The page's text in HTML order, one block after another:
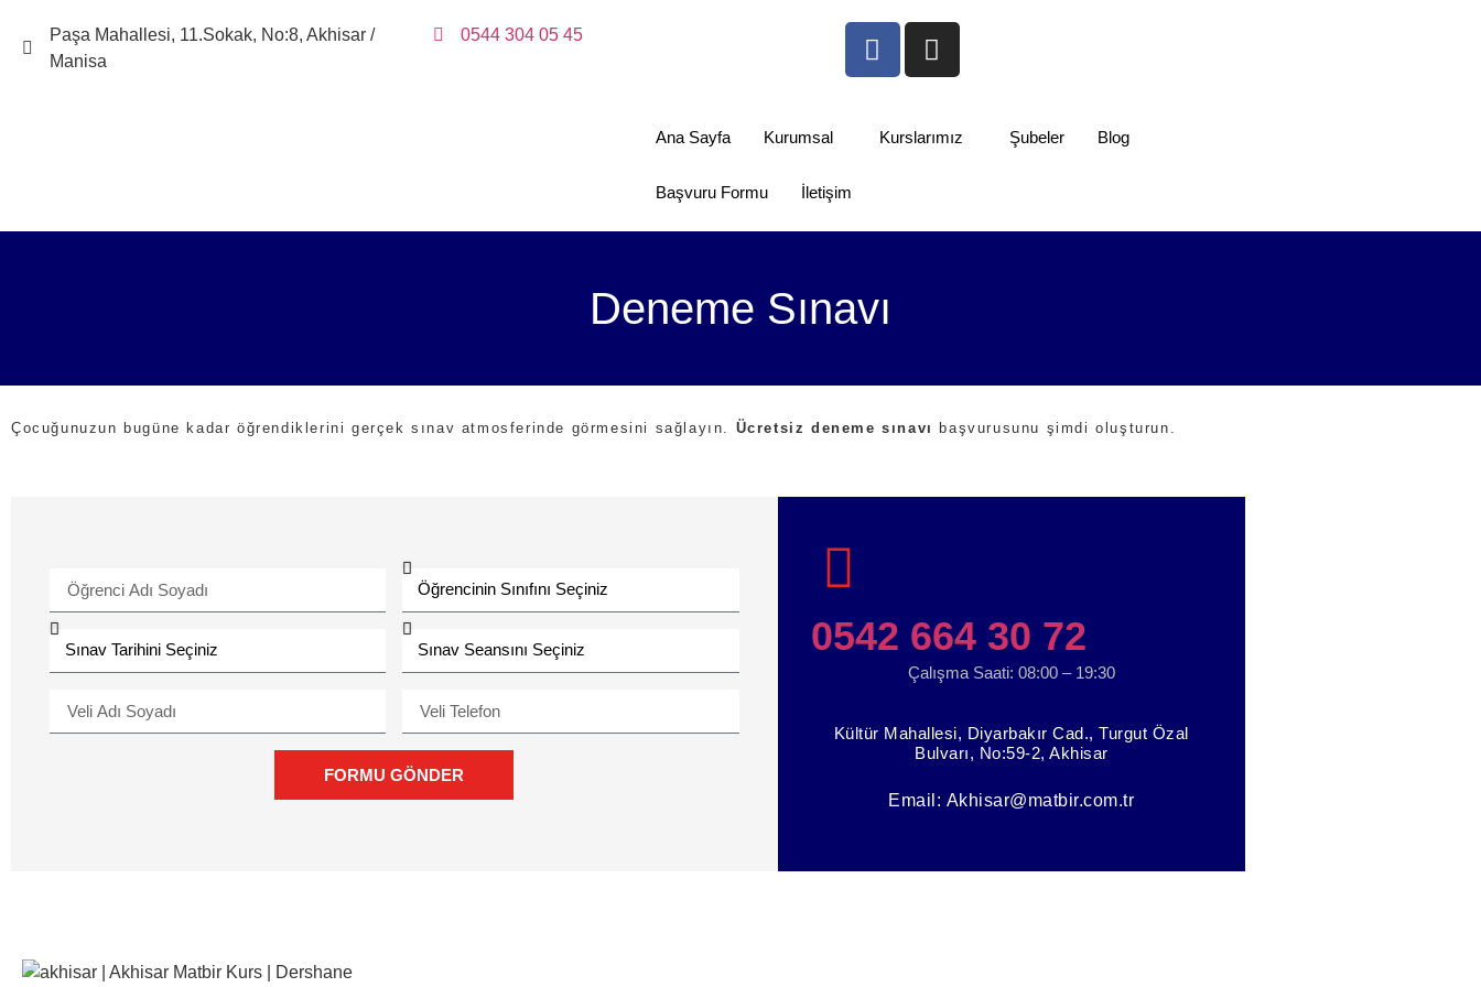
Paşa Mahallesi, 11.Sokak, No:8, Akhisar /
Manisa
0544 304 05 45
Ana Sayfa Kurumsal Kurslarımız Şubeler Blog
Başvuru Formu İletişim
Deneme Sınavı
Çocuğunuzun bugüne kadar öğrendiklerini gerçek sınav atmosferinde görmesini sağlayın. Ücretsiz deneme sınavı başvurusunu şimdi oluşturun.
FORMU GÖNDER
0542 664 30 72
Çalışma Saati: 08:00 – 19:30
Kültür Mahallesi, Diyarbakır Cad., Turgut Özal
Bulvarı, No:59-2, Akhisar
Email: Akhisar@matbir.com.tr